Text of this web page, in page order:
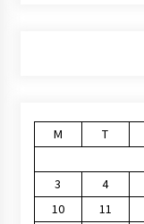
M
T
3
4
10
11